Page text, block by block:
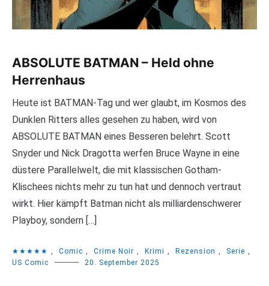
ABSOLUTE BATMAN – Held ohne
Herrenhaus
Heute ist BATMAN-Tag und wer glaubt, im Kosmos des
Dunklen Ritters alles gesehen zu haben, wird von
ABSOLUTE BATMAN eines Besseren belehrt. Scott
Snyder und Nick Dragotta werfen Bruce Wayne in eine
düstere Parallelwelt, die mit klassischen Gotham-
Klischees nichts mehr zu tun hat und dennoch vertraut
wirkt. Hier kämpft Batman nicht als milliardenschwerer
Playboy, sondern […]
★★★★★ , Comic , Crime Noir , Krimi , Rezension , Serie ,
US Comic
20. September 2025